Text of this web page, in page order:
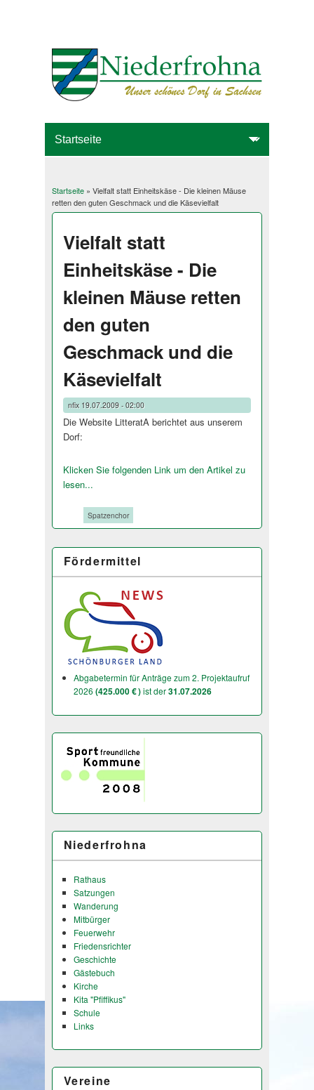
Sie sind hier
Startseite» Vielfalt statt Einheitskäse - Die kleinen Mäuse
retten den guten Geschmack und die Käsevielfalt
Vielfalt statt
Einheitskäse - Die
kleinen Mäuse retten
den guten
Geschmack und die
Käsevielfalt
nfix19.07.2009 - 02:00
Die Website LitteratA berichtet aus unserem
Dorf:
Klicken Sie folgenden Link um den Artikel zu
lesen...
Spatzenchor
Fördermittel
Abgabetermin für Anträge zum 2. Projektaufruf
2026 (425.000 € )ist der31.07.2026
Niederfrohna
Rathaus
Satzungen
Wanderung
Mitbürger
Feuerwehr
Friedensrichter
Geschichte
Gästebuch
Kirche
Kita "Pfiffikus"
Schule
Links
Vereine